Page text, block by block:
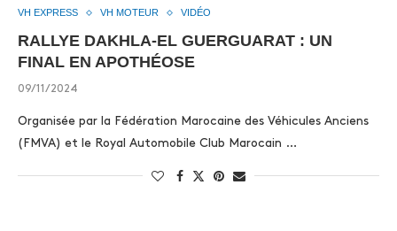
VH EXPRESS VH MOTEUR VIDÉO
RALLYE DAKHLA-EL GUERGUARAT : UN
FINAL EN APOTHÉOSE
09/11/2024
Organisée par la Fédération Marocaine des Véhicules Anciens
(FMVA) et le Royal Automobile Club Marocain …